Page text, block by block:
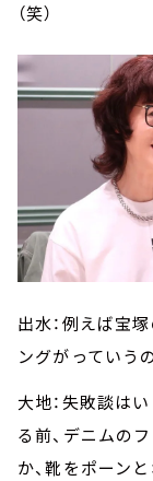
（笑）
出水：例えば宝
ングがっていう
大地：失敗談は
る前、デニムの
か、靴をポーン